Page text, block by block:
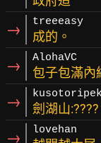
→ treeeasy
成的。
→ AlohaVC
包子包滿內
→ 劍湖山:????
→ lovehan